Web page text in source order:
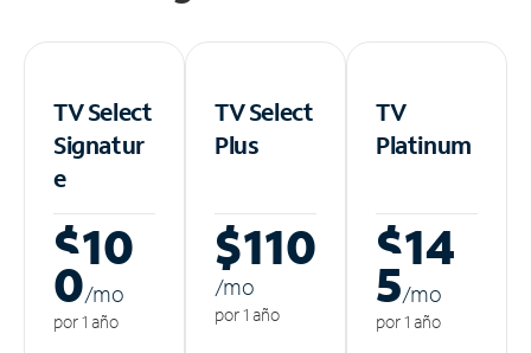
TV Select
Signatur
e
$10
0/mo
por 1 año
TV Select
Plus
$110
/mo
por 1 año
TV
Platinum
$14
5/mo
por 1 año